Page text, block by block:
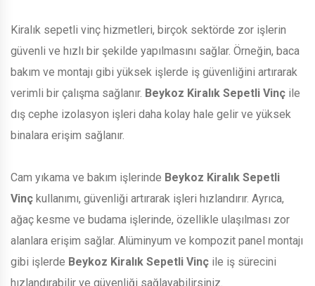
Kiralık sepetli vinç hizmetleri, birçok sektörde zor işlerin
güvenli ve hızlı bir şekilde yapılmasını sağlar. Örneğin, baca
bakım ve montajı gibi yüksek işlerde iş güvenliğini artırarak
verimli bir çalışma sağlanır. Beykoz Kiralık Sepetli Vinç ile
dış cephe izolasyon işleri daha kolay hale gelir ve yüksek
binalara erişim sağlanır.
Cam yıkama ve bakım işlerinde Beykoz Kiralık Sepetli
Vinç kullanımı, güvenliği artırarak işleri hızlandırır. Ayrıca,
ağaç kesme ve budama işlerinde, özellikle ulaşılması zor
alanlara erişim sağlar. Alüminyum ve kompozit panel montajı
gibi işlerde Beykoz Kiralık Sepetli Vinç ile iş sürecini
hızlandırabilir ve güvenliği sağlayabilirsiniz.